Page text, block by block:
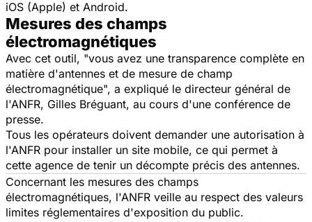
iOS (Apple) et Android.
Mesures des champs
électromagnétiques
Avec cet outil, "vous avez une transparence complète en
matière d'antennes et de mesure de champ
électromagnétique", a expliqué le directeur général de
l'ANFR, Gilles Bréguant, au cours d'une conférence de
presse.
Tous les opérateurs doivent demander une autorisation à
l'ANFR pour installer un site mobile, ce qui permet à
cette agence de tenir un décompte précis des antennes.
Concernant les mesures des champs
électromagnétiques, l'ANFR veille au respect des valeurs
limites réglementaires d'exposition du public.